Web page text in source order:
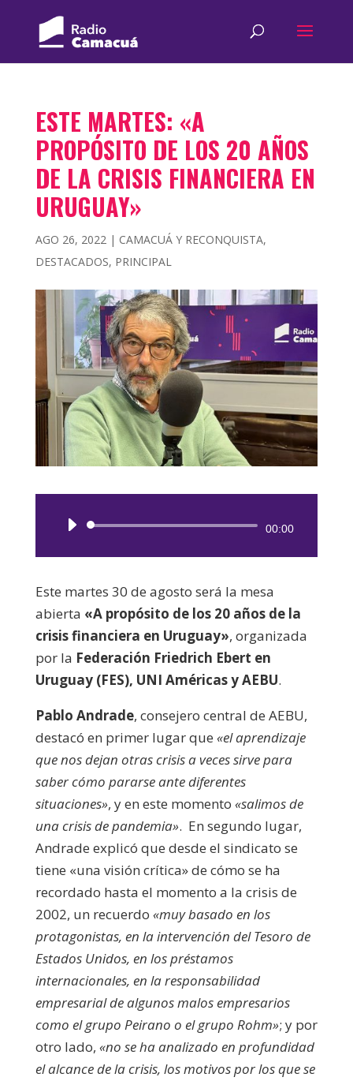
ESTE MARTES: «A
PROPÓSITO DE LOS 20 AÑOS
DE LA CRISIS FINANCIERA EN
URUGUAY»
AGO 26, 2022| CAMACUÁ Y RECONQUISTA,
DESTACADOS, PRINCIPAL
Reproductor
00:00
Este martes 30 de agosto será la mesa
abierta «A propósito de los 20 años de la
crisis financiera en Uruguay», organizada
por la Federación Friedrich Ebert en
Uruguay (FES), UNI Américas y AEBU.
Pablo Andrade, consejero central de AEBU,
destacó en primer lugar que «el aprendizaje
que nos dejan otras crisis a veces sirve para
saber cómo pararse ante diferentes
situaciones», y en este momento «salimos de
una crisis de pandemia». En segundo lugar,
Andrade explicó que desde el sindicato se
tiene «una visión crítica» de cómo se ha
recordado hasta el momento a la crisis de
2002, un recuerdo «muy basado en los
protagonistas, en la intervención del Tesoro de
Estados Unidos, en los préstamos
internacionales, en la responsabilidad
empresarial de algunos malos empresarios
como el grupo Peirano o el grupo Rohm»; y por
otro lado, «no se ha analizado en profundidad
el alcance de la crisis, los motivos por los que se